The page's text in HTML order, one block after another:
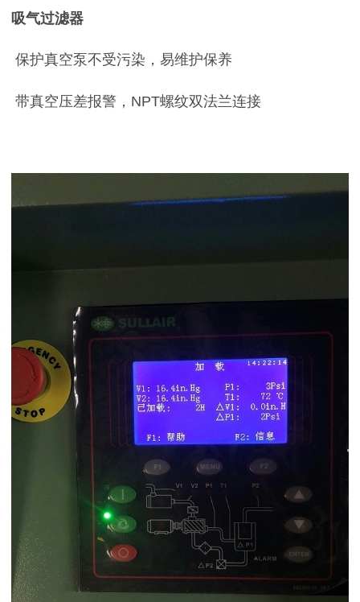
吸气过滤器
保护真空泵不受污染，易维护保养
带真空压差报警， NPT螺纹双法兰连接